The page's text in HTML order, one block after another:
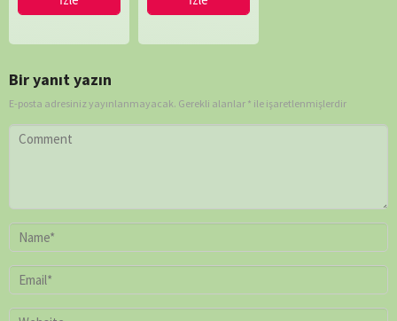
Dellums,
Kate
Dart
Lorne
Townend
Louise
Bridge,
Mike
Rowe
Paul
O'Connor
Peter
Chinn,
Bir yanıt yazın
E-posta adresiniz yayınlanmayacak. Gerekli alanlar * ile işaretlenmişlerdir